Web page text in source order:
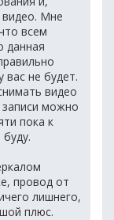
видео. Мне
всем
данная
вас не будет.
видео
можно
пока к
провод от
лишнего,
плюс.